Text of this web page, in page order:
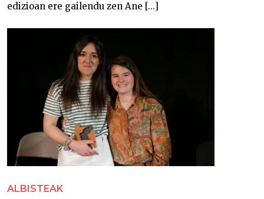
edizioan ere gailendu zen Ane [...]
ALBISTEAK